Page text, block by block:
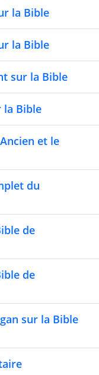
la Bible
la Bible
sur la Bible
la Bible
et le
du
de
de
sur la Bible